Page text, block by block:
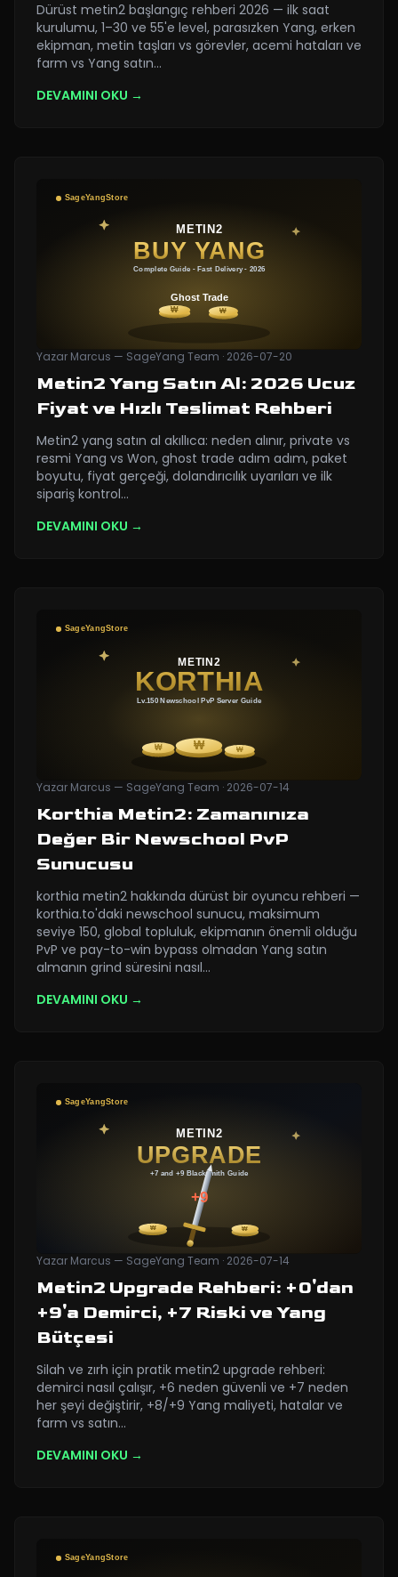
Dürüst metin2 başlangıç rehberi 2026 — ilk saat
kurulumu, 1–30 ve 55'e level, parasızken Yang, erken
ekipman, metin taşları vs görevler, acemi hataları ve
farm vs Yang satın…
DEVAMINI OKU →
Yazar Marcus — SageYang Team · 2026-07-20
Metin2 Yang Satın Al: 2026 Ucuz
Fiyat ve Hızlı Teslimat Rehberi
Metin2 yang satın al akıllıca: neden alınır, private vs
resmi Yang vs Won, ghost trade adım adım, paket
boyutu, fiyat gerçeği, dolandırıcılık uyarıları ve ilk
sipariş kontrol…
DEVAMINI OKU →
Yazar Marcus — SageYang Team · 2026-07-14
Korthia Metin2: Zamanınıza
Değer Bir Newschool PvP
Sunucusu
korthia metin2 hakkında dürüst bir oyuncu rehberi —
korthia.to'daki newschool sunucu, maksimum
seviye 150, global topluluk, ekipmanın önemli olduğu
PvP ve pay-to-win bypass olmadan Yang satın
almanın grind süresini nasıl…
DEVAMINI OKU →
Yazar Marcus — SageYang Team · 2026-07-14
Metin2 Upgrade Rehberi: +0'dan
+9'a Demirci, +7 Riski ve Yang
Bütçesi
Silah ve zırh için pratik metin2 upgrade rehberi:
demirci nasıl çalışır, +6 neden güvenli ve +7 neden
her şeyi değiştirir, +8/+9 Yang maliyeti, hatalar ve
farm vs satın…
DEVAMINI OKU →